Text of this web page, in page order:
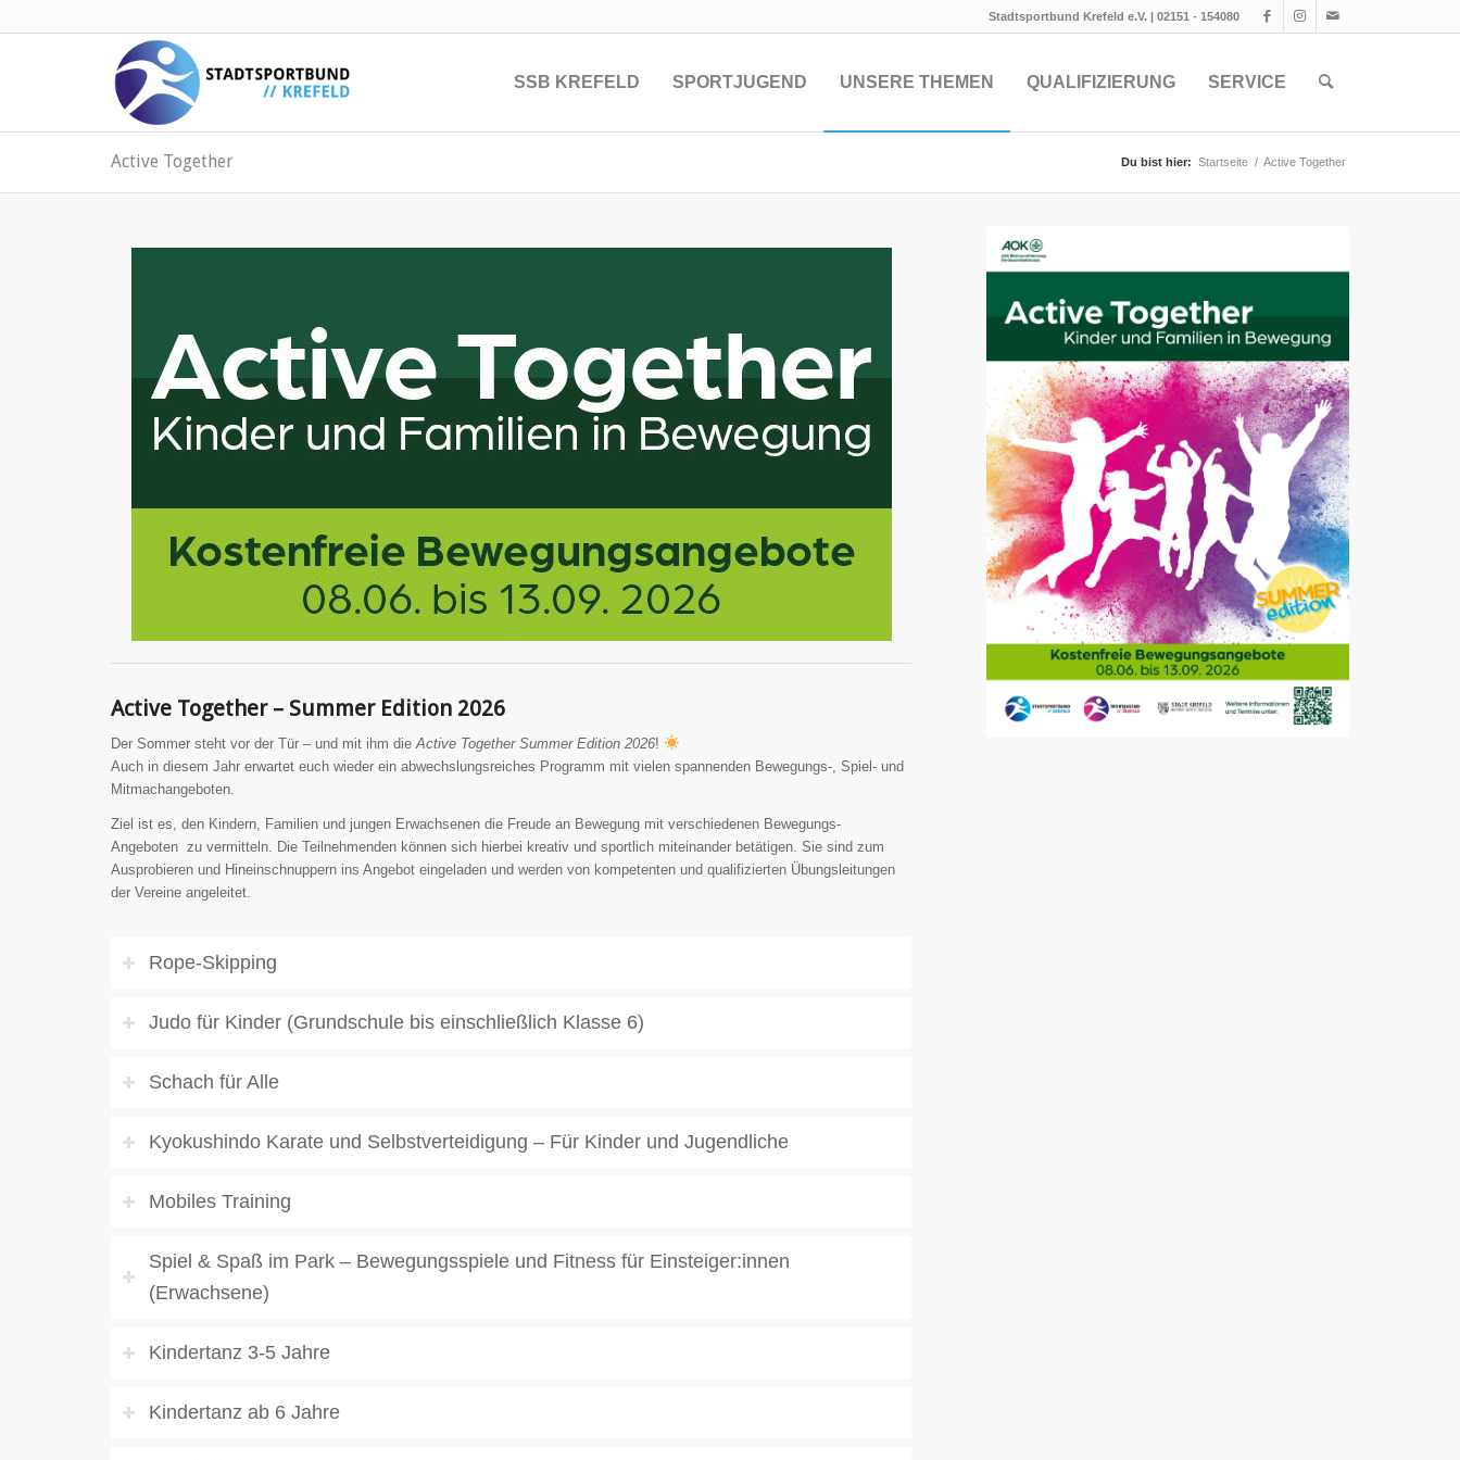
Stadtsportbund Krefeld e.V. | 02151 - 154080
SSB KREFELD SPORTJUGEND UNSERE THEMEN QUALIFIZIERUNG SERVICE
Active Together Du bist hier: Startseite / Active Together
Active Together – Summer Edition 2026
Der Sommer steht vor der Tür – und mit ihm dieActive Together Summer Edition 2026!
Auch in diesem Jahr erwartet euch wieder ein abwechslungsreiches Programm mit vielen spannenden Bewegungs-, Spiel- und
Mitmachangeboten.
Ziel ist es, den Kindern, Familien und jungen Erwachsenen die Freude an Bewegung mit verschiedenen Bewegungs-
Angeboten zu vermitteln. Die Teilnehmenden können sich hierbei kreativ und sportlich miteinander betätigen. Sie sind zum
Ausprobieren und Hineinschnuppern ins Angebot eingeladen und werden von kompetenten und qualifizierten Übungsleitungen
der Vereine angeleitet.
Rope-Skipping
Judo für Kinder (Grundschule bis einschließlich Klasse 6)
Schach für Alle
Kyokushindo Karate und Selbstverteidigung – Für Kinder und Jugendliche
Mobiles Training
Spiel & Spaß im Park – Bewegungsspiele und Fitness für Einsteiger:innen
(Erwachsene)
Kindertanz 3-5 Jahre
Kindertanz ab 6 Jahre